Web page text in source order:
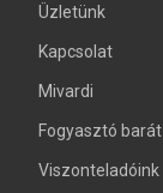
Üzletünk
Kapcsolat
Mivardi
Fogyasztó barát
Viszonteladóink